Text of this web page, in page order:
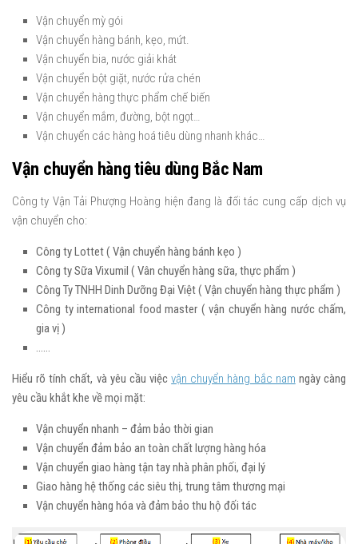
Vận chuyển mỳ gói
Vận chuyển hàng bánh, kẹo, mứt.
Vận chuyển bia, nước giải khát
Vận chuyển bột giặt, nước rửa chén
Vận chuyển hàng thực phẩm chế biến
Vận chuyển mắm, đường, bột ngọt…
Vận chuyển các hàng hoá tiêu dùng nhanh khác…
Vận chuyển hàng tiêu dùng Bắc Nam
Công ty Vận Tải Phượng Hoàng hiện đang là đối tác cung cấp dịch vụ
vận chuyển cho:
Công ty Lottet ( Vận chuyển hàng bánh kẹo )
Công ty Sữa Vixumil ( Vân chuyển hàng sữa, thực phẩm )
Công Ty TNHH Dinh Dưỡng Đại Việt ( Vận chuyển hàng thực phẩm )
Công ty international food master ( vận chuyển hàng nước chấm,
gia vị )
……
Hiểu rõ tính chất, và yêu cầu việcvận chuyển hàng bắc nam ngày càng
yêu cầu khắt khe về mọi mặt:
Vận chuyển nhanh – đảm bảo thời gian
Vận chuyển đảm bảo an toàn chất lượng hàng hóa
Vận chuyển giao hàng tận tay nhà phân phối, đại lý
Giao hàng hệ thống các siêu thị, trung tâm thương mại
Vận chuyển hàng hóa và đảm bảo thu hộ đối tác